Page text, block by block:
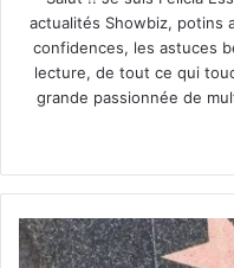
actualités Showbiz, potins
confidences, les astuces
lecture, de tout ce qui
grande passionnée de